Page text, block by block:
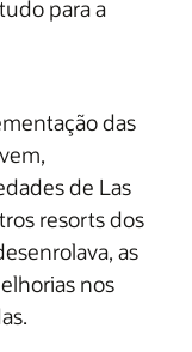
para a
das
de Las
resorts dos
as
nos